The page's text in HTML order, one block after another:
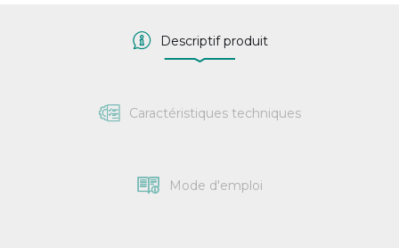
Descriptif produit
Caractéristiques techniques
Mode d'emploi